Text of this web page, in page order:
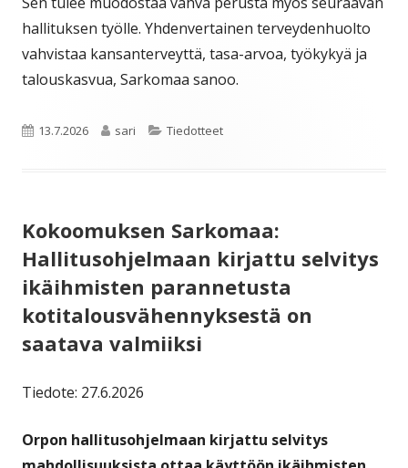
hallituksen työlle. Yhdenvertainen terveydenhuolto
vahvistaa kansanterveyttä, tasa-arvoa, työkykyä ja
talouskasvua, Sarkomaa sanoo.
Julkaistu
13.7.2026 Kirjoittaja
sari Kategoriat
Tiedotteet
Kokoomuksen Sarkomaa:
Hallitusohjelmaan kirjattu selvitys
ikäihmisten parannetusta
kotitalousvähennyksestä on
saatava valmiiksi
Tiedote: 27.6.2026
Orpon hallitusohjelmaan kirjattu selvitys